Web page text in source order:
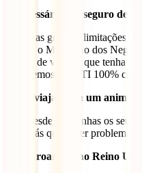
É necessário um seguro de
Dadas as grandes limitações
Saúde, o Ministério dos
seguro de viagem que tenha a
oferecemos na IATI 100%
Posso viajar com um animal
Sim, desde que tenhas os seus
não terás quaisquer problemas
Existe roaming no Reino